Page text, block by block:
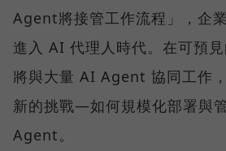
Agent將接管工作流程」，企
進入 AI 代理人時代。在可預
將與大量 AI Agent 協同工作
新的挑戰—如何規模化部署與
Agent。